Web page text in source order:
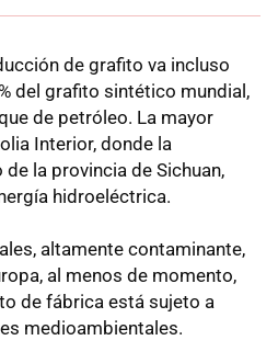
de grafito va incluso
del grafito sintético mundial,
de petróleo. La mayor
Interior, donde la
la provincia de Sichuan,
hidroeléctrica.
altamente contaminante,
al menos de momento,
de fábrica está sujeto a
medioambientales.